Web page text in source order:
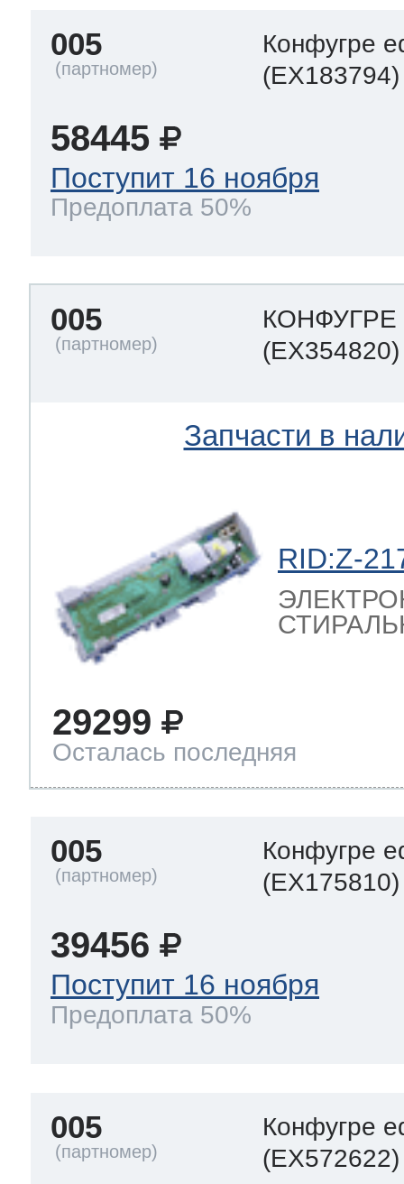
005
Конфугре
(EX183794)
58445
Поступит 16 ноября
Предоплата 50%
005
КОНФУГРЕ
(EX354820)
Запчасти в
RID:Z-
29299
Осталась последняя
005
Конфугре
(EX175810)
39456
Поступит 16 ноября
Предоплата 50%
005
Конфугре
(EX572622)